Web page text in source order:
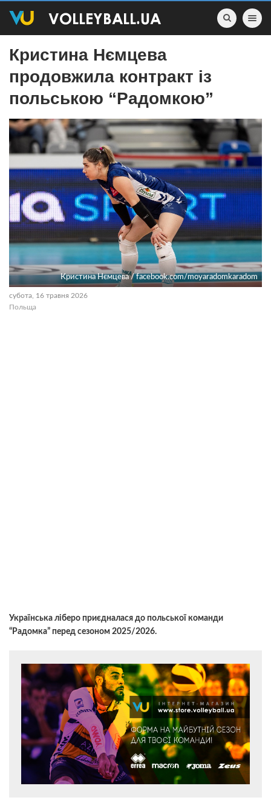
Toggle
Кристина Нємцева
продовжила контракт із
польською “Радомкою”
Кристина Нємцева / facebook.com/moyaradomkaradom
субота, 16 травня 2026
Польща
Українська ліберо приєдналася до польської команди
“Радомка” перед сезоном 2025/2026.